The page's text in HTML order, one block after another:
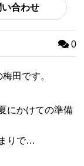
い合わせ
0
田です。
にかけての準備
りで…